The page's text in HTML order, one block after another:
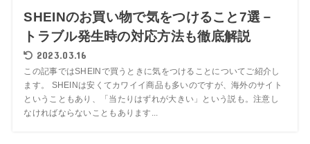
SHEINのお買い物で気をつけること7選－
トラブル発生時の対応方法も徹底解説
2023.03.16
この記事ではSHEINで買うときに気をつけることについてご紹介し
ます。 SHEINは安くてカワイイ商品も多いのですが、海外のサイト
ということもあり、「当たりはずれが大きい」という説も。注意し
なければならないこともあります...